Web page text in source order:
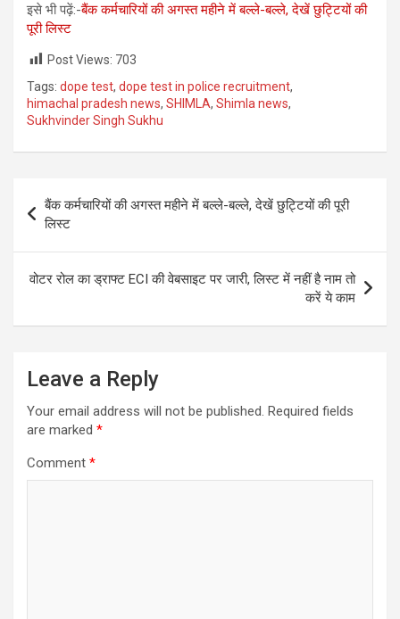
इसे भी पढ़ें:-बैंक कर्मचारियों की अगस्त महीने में बल्ले-बल्ले, देखें छुट्टियों की
पूरी लिस्ट
Post Views: 703
Tags: dope test, dope test in police recruitment,
himachal pradesh news, SHIMLA, Shimla news,
Sukhvinder Singh Sukhu
Post
navigation
बैंक कर्मचारियों की अगस्त महीने में बल्ले-बल्ले, देखें छुट्टियों की पूरी
लिस्ट
वोटर रोल का ड्राफ्ट ECI की वेबसाइट पर जारी, लिस्ट में नहीं है नाम तो
करें ये काम
Leave a Reply
Your email address will not be published. Required fields
are marked *
Comment *